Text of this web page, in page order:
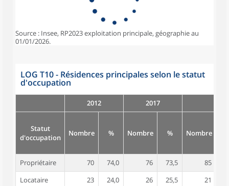
Source : Insee, RP2023 exploitation principale, géographie au
01/01/2026.
LOG T10 - Résidences principales selon le statut
d'occupation
2012 2017
Statut
d'occupation
Nombre % Nombre % Nombre
Propriétaire 70 74,0 76 73,5 85
Locataire
23 24,0 26 25,5 21